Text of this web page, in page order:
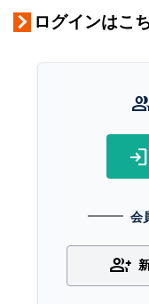
ログインはこ
login
会
group_add